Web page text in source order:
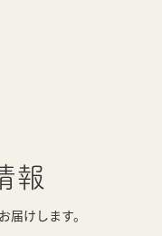
報
届けします。